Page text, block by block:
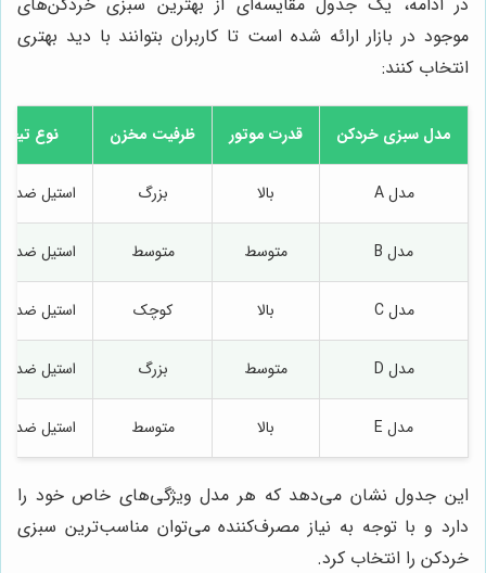
موجود در بازار ارائه شده است تا کاربران بتوانند با دید بهتری
انتخاب کنند:
مدل سبزی خردکن قدرت موتور ظرفیت مخزن نوع تیغه
مدل A بالا بزرگ استیل ضد
مدل B متوسط متوسط استیل ضد
مدل C بالا کوچک استیل ضد
مدل D متوسط بزرگ استیل ضد
مدل E بالا متوسط استیل ضد
این جدول نشان می‌دهد که هر مدل ویژگی‌های خاص خود را
دارد و با توجه به نیاز مصرف‌کننده می‌توان مناسب‌ترین سبزی
خردکن را انتخاب کرد.